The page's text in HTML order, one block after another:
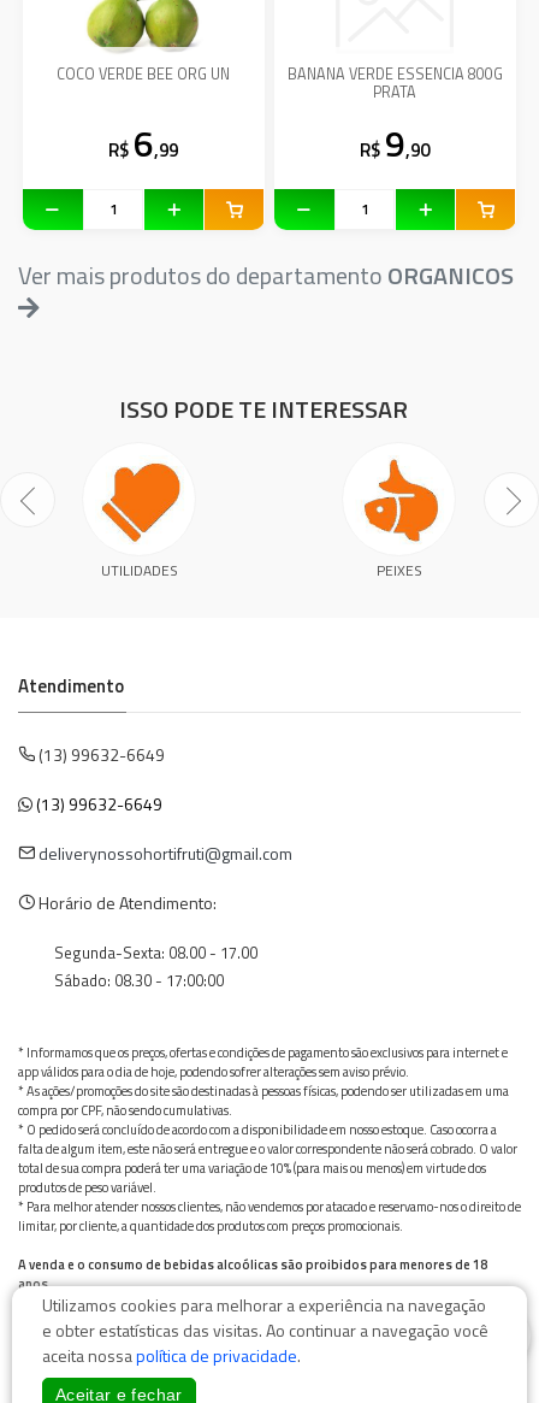
COCO VERDE BEE ORG UN
R$ 6,99
BANANA VERDE ESSENCIA 800G
PRATA
R$ 9,90
Ver mais produtos do departamentoORGANICOS
ISSO PODE TE INTERESSAR
UTILIDADES PEIXES
Atendimento
(13) 99632-6649
(13) 99632-6649
deliverynossohortifruti@gmail.com
Horário de Atendimento:
Segunda-Sexta: 08.00 - 17.00
Sábado: 08.30 - 17:00:00
* Informamos que os preços, ofertas e condições de pagamento são exclusivos para internet e
app válidos para o dia de hoje, podendo sofrer alterações sem aviso prévio.
* As ações/promoções do site são destinadas à pessoas físicas, podendo ser utilizadas em uma
compra por CPF, não sendo cumulativas.
* O pedido será concluído de acordo com a disponibilidade em nosso estoque. Caso ocorra a
falta de algum item, este não será entregue e o valor correspondente não será cobrado. O valor
total de sua compra poderá ter uma variação de 10% (para mais ou menos) em virtude dos
produtos de peso variável.
* Para melhor atender nossos clientes, não vendemos por atacado e reservamo-nos o direito de
limitar, por cliente, a quantidade dos produtos com preços promocionais.
A venda e o consumo de bebidas alcoólicas são proibidos para menores de 18
anos.
Bebida alcoólica pode causar dependência química e, em excesso, provoca graves males à saúde.
Beba com moderação
Utilizamos cookies para melhorar a experiência na navegação
e obter estatísticas das visitas. Ao continuar a navegação você
aceita nossapolítica de privacidade.
Aceitar e fechar